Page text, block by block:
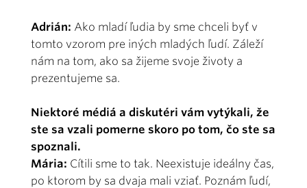
Adrián: Ako mladí ľudia by sme chceli byť v
tomto vzorom pre iných mladých ľudí. Záleží
nám na tom, ako sa žijeme svoje životy a
prezentujeme sa.
Niektoré médiá a diskutéri vám vytýkali, že
ste sa vzali pomerne skoro po tom, čo ste sa
spoznali.
Mária: Cítili sme to tak. Neexistuje ideálny čas,
po ktorom by sa dvaja mali vziať. Poznám ľudí,